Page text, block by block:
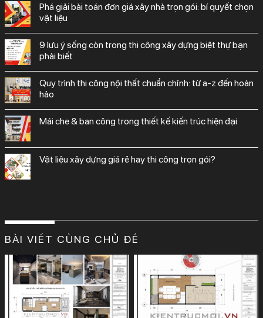
phá giải bài toán đơn giá xây nhà trọn gói: bí quyết chọn
vật liệu
9 lưu ý sống còn trong thi công xây dựng biệt thự bạn
phải biết
quy trình thi công nội thất chuẩn chỉnh: từ a-z đến hoàn
hảo
mái che & ban công trong thiết kế kiến trúc hiện đại
vật liệu xây dựng giá rẻ hay thi công trọn gói?
BÀI VIẾT CÙNG CHỦ ĐỀ